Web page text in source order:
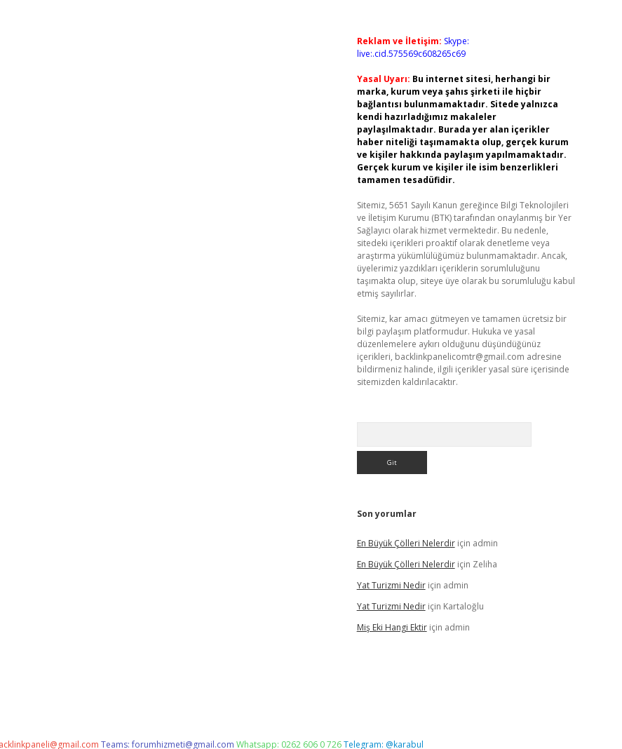
Reklam ve İletişim: Skype:
live:.cid.575569c608265c69
Yasal Uyarı: Bu internet sitesi, herhangi bir
marka, kurum veya şahıs şirketi ile hiçbir
bağlantısı bulunmamaktadır. Sitede yalnızca
kendi hazırladığımız makaleler
paylaşılmaktadır. Burada yer alan içerikler
haber niteliği taşımamakta olup, gerçek kurum
ve kişiler hakkında paylaşım yapılmamaktadır.
Gerçek kurum ve kişiler ile isim benzerlikleri
tamamen tesadüfidir.
Sitemiz, 5651 Sayılı Kanun gereğince Bilgi Teknolojileri
ve İletişim Kurumu (BTK) tarafından onaylanmış bir Yer
Sağlayıcı olarak hizmet vermektedir. Bu nedenle,
sitedeki içerikleri proaktif olarak denetleme veya
araştırma yükümlülüğümüz bulunmamaktadır. Ancak,
üyelerimiz yazdıkları içeriklerin sorumluluğunu
taşımakta olup, siteye üye olarak bu sorumluluğu kabul
etmiş sayılırlar.
Sitemiz, kar amacı gütmeyen ve tamamen ücretsiz bir
bilgi paylaşım platformudur. Hukuka ve yasal
düzenlemelere aykırı olduğunu düşündüğünüz
içerikleri, backlinkpanelicomtr@gmail.com adresine
bildirmeniz halinde, ilgili içerikler yasal süre içerisinde
sitemizden kaldırılacaktır.
Son yorumlar
En Büyük Çölleri Nelerdiriçin admin
En Büyük Çölleri Nelerdiriçin Zeliha
Yat Turizmi Nediriçin admin
Yat Turizmi Nediriçin Kartaloğlu
Miş Eki Hangi Ektiriçin admin
Teams:forumhizmeti@gmail.com Whatsapp: 0262 606 0 726Telegram: @karabul